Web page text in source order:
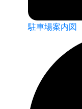
駐車場案内図